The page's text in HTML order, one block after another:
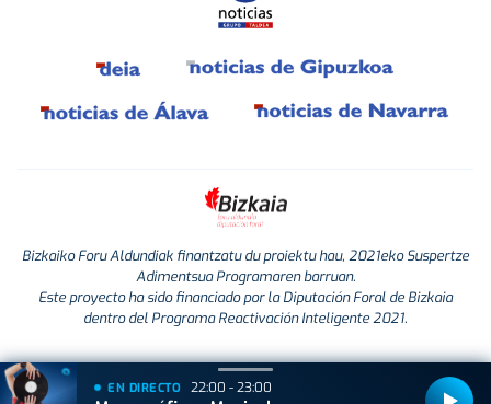
Bizkaiko Foru Aldundiak finantzatu du proiektu hau, 2021eko Suspertze
Adimentsua Programaren barruan.
Este proyecto ha sido financiado por la Diputación Foral de Bizkaia
dentro del Programa Reactivación Inteligente 2021.
EN DIRECTO 22:00 - 23:00